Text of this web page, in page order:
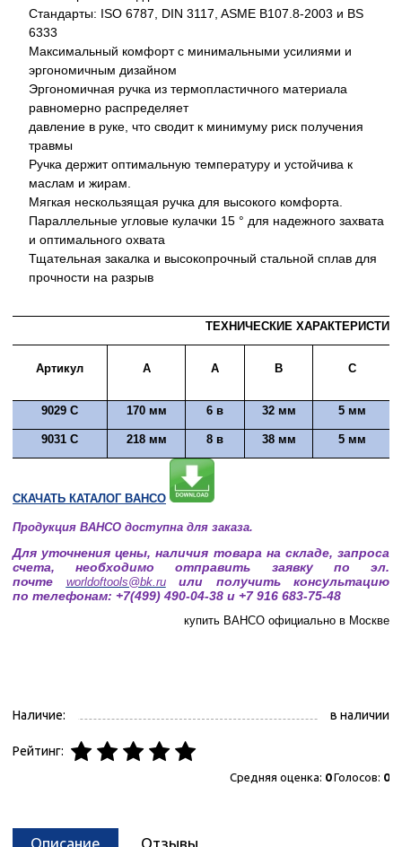
Стандарты: ISO 6787, DIN 3117, ASME B107.8-2003 и BS
6333
Максимальный комфорт с минимальными усилиями и
эргономичным дизайном
Эргономичная ручка из термопластичного материала
равномерно распределяет
давление в руке, что сводит к минимуму риск получения
травмы
Ручка держит оптимальную температуру и устойчива к
маслам и жирам.
Мягкая нескользящая ручка для высокого комфорта.
Параллельные угловые кулачки 15 ° для надежного захвата
и оптимального охвата
Тщательная закалка и высокопрочный стальной сплав для
прочности на разрыв
ТЕХНИЧЕСКИЕ
Артикул A A B C
9029 С 170 мм 6 в 32 мм 5 мм
9031 С 218 мм 8 в 38 мм 5 мм
СКАЧАТЬ КАТАЛОГ BAHCO
Продукция BAHCO доступна для заказа.
Для уточнения цены, наличия товара на складе, запроса
счета, необходимо отправить заявку по эл.
почте worldoftools@bk.ruили получить консультацию
по телефонам: +7(499) 490-04-38 и +7 916 683-75-48
купить BAHCO официально в Москве
Наличие: в наличии
Рейтинг:
Средняя оценка: 0Голосов: 0
Описание Отзывы